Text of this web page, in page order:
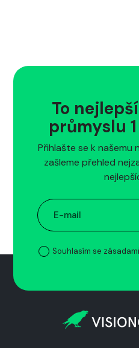
To
průmyslu
Přihlašte se k našemu
zašleme přehled
Souhlasím se